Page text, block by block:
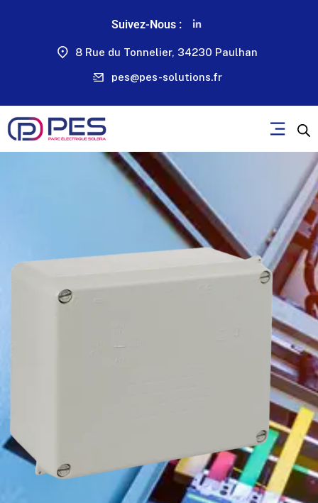
Suivez-Nous :
8 Rue du Tonnelier, 34230 Paulhan
pes@pes-solutions.fr